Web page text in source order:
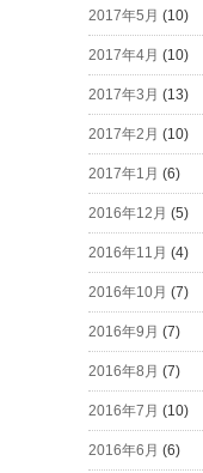
2017年5月 (10)
2017年4月 (10)
2017年3月 (13)
2017年2月 (10)
2017年1月 (6)
2016年12月 (5)
2016年11月 (4)
2016年10月 (7)
2016年9月 (7)
2016年8月 (7)
2016年7月 (10)
2016年6月 (6)